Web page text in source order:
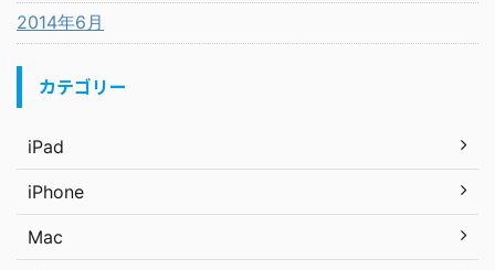
2014年6月
カテゴリー
iPad
iPhone
Mac